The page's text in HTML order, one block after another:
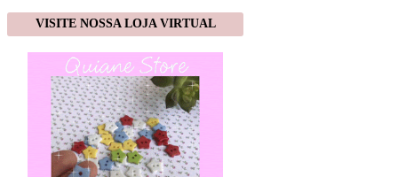
VISITE NOSSA LOJA VIRTUAL